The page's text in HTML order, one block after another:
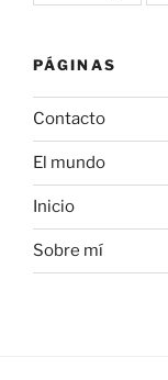
PÁGINAS
Contacto
El mundo
Inicio
Sobre mí